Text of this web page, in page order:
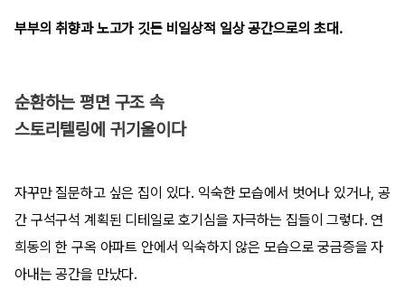
부부의 취향과 노고가 깃든 비일상적 일상 공간으로의 초대 .
순환하는 평면 구조 속
스토리텔링에 귀기울이다
자꾸만 질문하고 싶은 집이 있다. 익숙한 모습에서 벗어나 있거나, 공
간 구석구석 계획된 디테일로 호기심을 자극하는 집들이 그렇다. 연
희동의 한 구옥 아파트 안에서 익숙하지 않은 모습으로 궁금증을 자
아내는 공간을 만났다.